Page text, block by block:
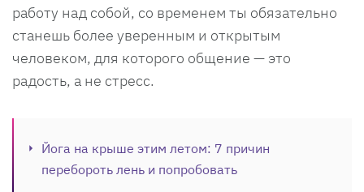
работу над собой, со временем ты обязательно
станешь более уверенным и открытым
человеком, для которого общение — это
радость, а не стресс.
Йога на крыше этим летом: 7 причин
перебороть лень и попробовать